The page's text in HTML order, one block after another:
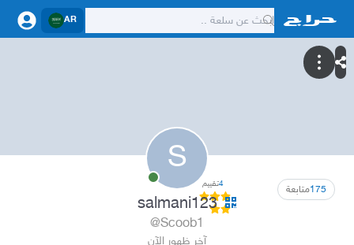
AR
S
175متابعة 4تقييم
salmani123
@Scoob1
آخر ظهور الآن